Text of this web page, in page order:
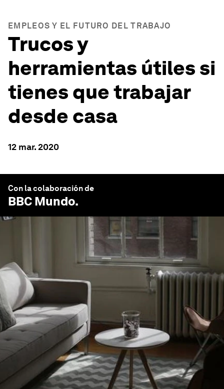
EMPLEOS Y EL FUTURO DEL TRABAJO
Trucos y
herramientas útiles si
tienes que trabajar
desde casa
12 mar. 2020
Con la colaboración de
BBC Mundo.